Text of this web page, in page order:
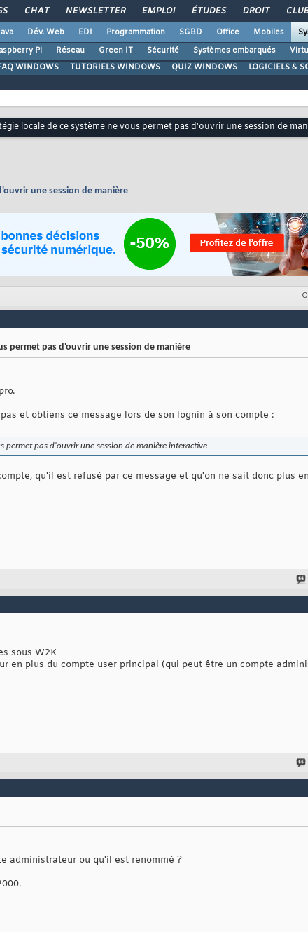
CHAT NEWSLETTER EMPLOI ÉTUDES DROIT
Dév. Web EDI Programmation SGBD Office Mobiles
Pi Réseau Green IT Sécurité Systèmes embarqués
WINDOWS TUTORIELS WINDOWS QUIZ WINDOWS LOGICIELS &
locale de ce système ne vous permet pas d'ouvrir une session de
une session de manière
permet pas d'ouvrir une session de manière
et obtiens ce message lors de son lognin à son compte :
permet pas d'ouvrir une session de manière interactive
qu'il est refusé par ce message et qu'on ne sait donc plus
sous W2K
en plus du compte user principal (qui peut être un compte
administrateur ou qu'il est renommé ?